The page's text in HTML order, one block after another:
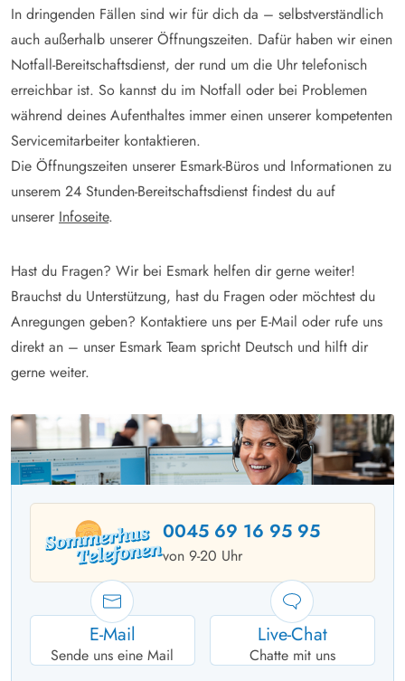
In dringenden Fällen sind wir für dich da – selbstverständlich
auch außerhalb unserer Öffnungszeiten. Dafür haben wir einen
Notfall-Bereitschaftsdienst, der rund um die Uhr telefonisch
erreichbar ist. So kannst du im Notfall oder bei Problemen
während deines Aufenthaltes immer einen unserer kompetenten
Servicemitarbeiter kontaktieren.
Die Öffnungszeiten unserer Esmark-Büros und Informationen zu
unserem 24 Stunden-Bereitschaftsdienst findest du auf
unserer Infoseite.
Hast du Fragen? Wir bei Esmark helfen dir gerne weiter!
Brauchst du Unterstützung, hast du Fragen oder möchtest du
Anregungen geben? Kontaktiere uns per E-Mail oder rufe uns
direkt an – unser Esmark Team spricht Deutsch und hilft dir
gerne weiter.
0045 69 16 95 95
von 9-20 Uhr
E-Mail
Sende uns eine Mail
Live-Chat
Chatte mit uns